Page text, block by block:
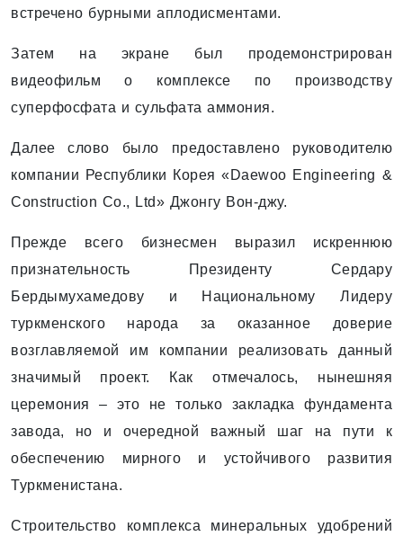
встречено бурными аплодисментами.
Затем на экране был продемонстрирован
видеофильм о комплексе по производству
суперфосфата и сульфата аммония.
Далее слово было предоставлено руководителю
компании Республики Корея «Daewoo Engineering &
Construction Co., Ltd» Джонгу Вон-джу.
Прежде всего бизнесмен выразил искреннюю
признательность Президенту Сердару
Бердымухамедову и Национальному Лидеру
туркменского народа за оказанное доверие
возглавляемой им компании реализовать данный
значимый проект. Как отмечалось, нынешняя
церемония – это не только закладка фундамента
завода, но и очередной важный шаг на пути к
обеспечению мирного и устойчивого развития
Туркменистана.
Строительство комплекса минеральных удобрений